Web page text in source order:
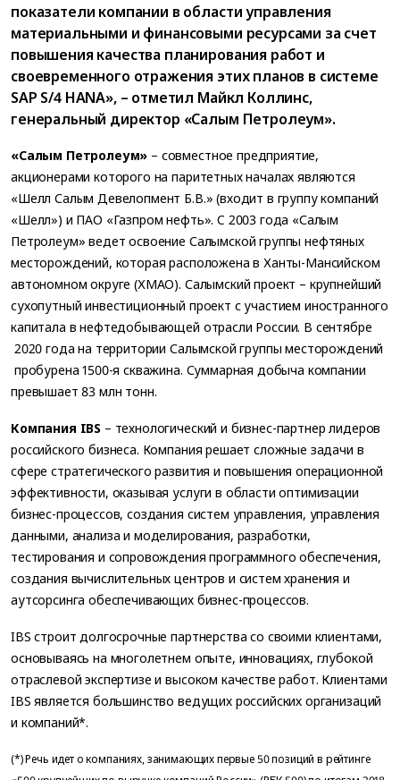
показатели компании в области управления
материальными и финансовыми ресурсами за счет
повышения качества планирования работ и
своевременного отражения этих планов в системе
SAP S/4 HANA», – отметил Майкл Коллинс,
генеральный директор «Салым Петролеум».
«Салым Петролеум» – совместное предприятие,
акционерами которого на паритетных началах являются
«Шелл Салым Девелопмент Б.В.» (входит в группу компаний
«Шелл») и ПАО «Газпром нефть». C 2003 года «Салым
Петролеум» ведет освоение Салымской группы нефтяных
месторождений, которая расположена в Ханты-Мансийском
автономном округе (ХМАО). Салымский проект – крупнейший
сухопутный инвестиционный проект с участием иностранного
капитала в нефтедобывающей отрасли России. В сентябре
2020 года на территории Салымской группы месторождений
пробурена 1500-я скважина. Суммарная добыча компании
превышает 83 млн тонн.
Компания IBS – технологический и бизнес-партнер лидеров
российского бизнеса. Компания решает сложные задачи в
сфере стратегического развития и повышения операционной
эффективности, оказывая услуги в области оптимизации
бизнес-процессов, создания систем управления, управления
данными, анализа и моделирования, разработки,
тестирования и сопровождения программного обеспечения,
создания вычислительных центров и систем хранения и
аутсорсинга обеспечивающих бизнес-процессов.
IBS строит долгосрочные партнерства со своими клиентами,
основываясь на многолетнем опыте, инновациях, глубокой
отраслевой экспертизе и высоком качестве работ. Клиентами
IBS является большинство ведущих российских организаций
и компаний*.
(*) Речь идет о компаниях, занимающих первые 50 позиций в рейтинге